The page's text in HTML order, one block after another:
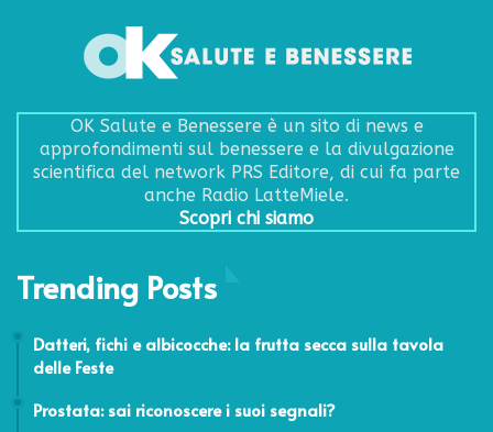
OK Salute e Benessere è un sito di news e
approfondimenti sul benessere e la divulgazione
scientifica del network PRS Editore, di cui fa parte
anche Radio LatteMiele.
Scopri chi siamo
Trending Posts
Datteri, fichi e albicocche: la frutta secca sulla tavola
delle Feste
Prostata: sai riconoscere i suoi segnali?